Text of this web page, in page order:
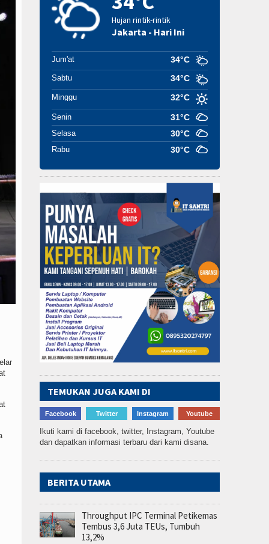
Hujan rintik-rintik
Jakarta - Hari Ini
Jum'at 34°C
Sabtu 34°C
Minggu 32°C
Senin 31°C
Selasa 30°C
Rabu 30°C
TEMUKAN JUGA KAMI DI
Facebook Twitter Instagram Youtube
Ikuti kami di facebook, twitter, Instagram, Youtube
dan dapatkan informasi terbaru dari kami disana.
BERITA UTAMA
Throughput IPC Terminal Petikemas
Tembus 3,6 Juta TEUs, Tumbuh
13,2%